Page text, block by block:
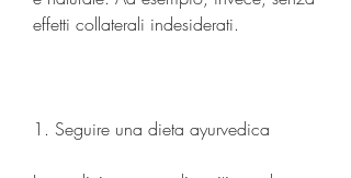
effetti collaterali indesiderati.
1. Seguire una dieta ayurvedica